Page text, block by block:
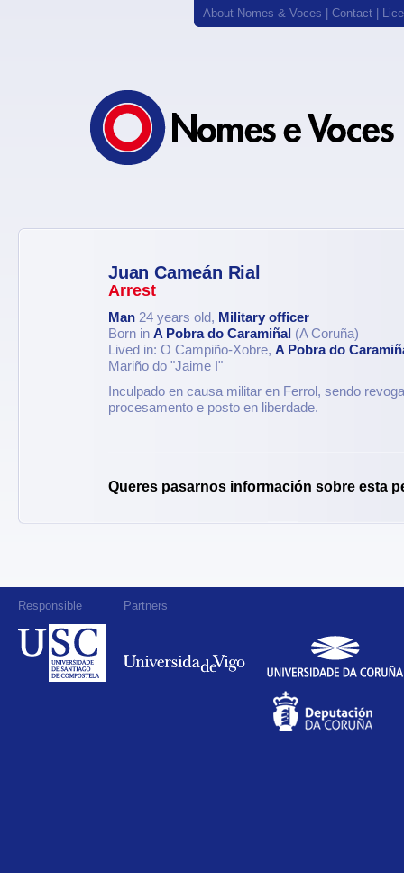
About Nomes & Voces Contact
Juan Cameán Rial
Arrest
Man 24 years old, Military officer
Born in A Pobra do Caramiñal (A Coruña)
Lived in: O Campiño-Xobre, A Pobra do
Mariño do "Jaime I"
Inculpado en causa militar en Ferrol, sendo
procesamento e posto en liberdade.
Queres pasarnos información sobre esta
Responsible Partners